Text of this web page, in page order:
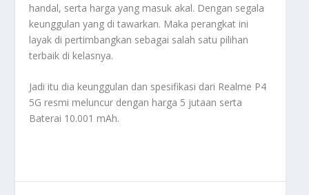
handal, serta harga yang masuk akal. Dengan segala
keunggulan yang di tawarkan. Maka perangkat ini
layak di pertimbangkan sebagai salah satu pilihan
terbaik di kelasnya.
Jadi itu dia keunggulan dan spesifikasi dari Realme P4
5G resmi meluncur dengan harga 5 jutaan serta
Baterai 10.001 mAh.